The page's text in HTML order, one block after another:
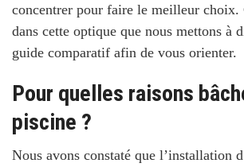
concentrer pour faire le meilleur choix.
dans cette optique que nous mettons à
guide comparatif afin de vous orienter.
Pour quelles raisons
piscine ?
Nous avons constaté que l’installation